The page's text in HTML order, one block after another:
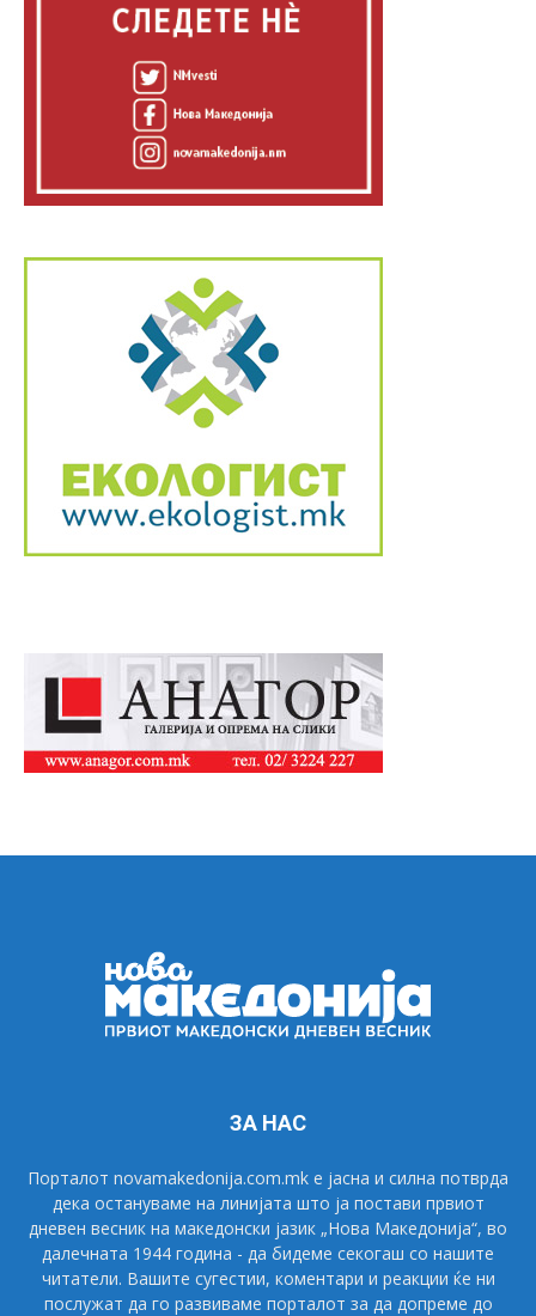
ЗА НАС
Порталот novamakedonija.com.mk е јасна и силна потврда
дека остануваме на линијата што ја постави првиот
дневен весник на македонски јазик „Нова Македонија“, во
далечната 1944 година - да бидеме секогаш со нашите
читатели. Вашите сугестии, коментари и реакции ќе ни
послужат да го развиваме порталот за да допреме до